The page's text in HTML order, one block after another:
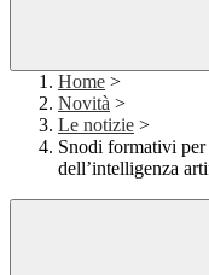
Home >
Novità >
Le notizie >
Snodi formativi
dell’intelligenza